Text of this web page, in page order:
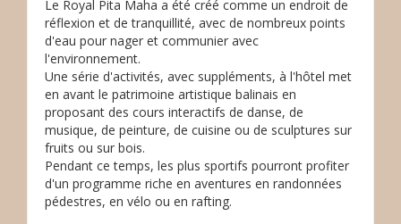
Le Royal Pita Maha a été créé comme un endroit de
réflexion et de tranquillité, avec de nombreux points
d'eau pour nager et communier avec
l'environnement.
Une série d'activités, avec suppléments, à l'hôtel met
en avant le patrimoine artistique balinais en
proposant des cours interactifs de danse, de
musique, de peinture, de cuisine ou de sculptures sur
fruits ou sur bois.
Pendant ce temps, les plus sportifs pourront profiter
d'un programme riche en aventures en randonnées
pédestres, en vélo ou en rafting.